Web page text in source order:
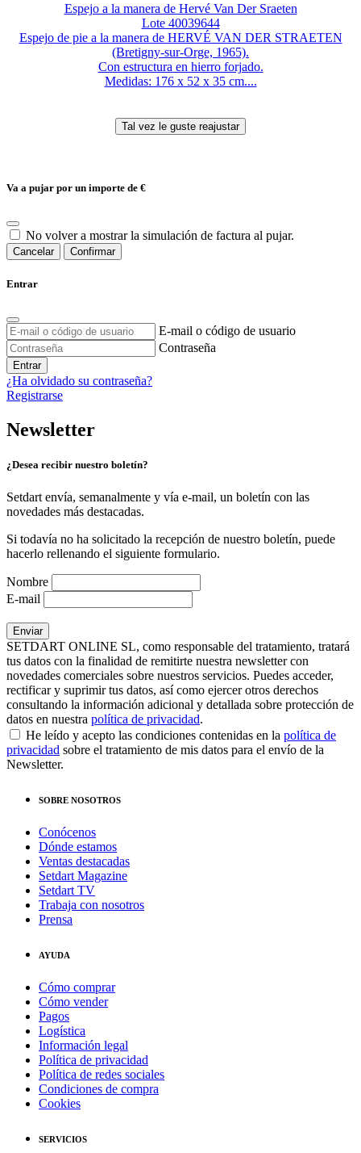
Espejo a la manera de Hervé Van Der Sraeten
Lote 40039644
Espejo de pie a la manera de HERVÉ VAN DER STRAETEN
(Bretigny-sur-Orge, 1965).
Con estructura en hierro forjado.
Medidas: 176 x 52 x 35 cm....
Va a pujar por un importe de €
No volver a mostrar la simulación de factura al pujar.
Cancelar Confirmar
Entrar
E-mail o código de usuario
Contraseña
Entrar
¿Ha olvidado su contraseña?
Registrarse
Newsletter
¿Desea recibir nuestro boletín?
Setdart envía, semanalmente y vía e-mail, un boletín con las
novedades más destacadas.
Si todavía no ha solicitado la recepción de nuestro boletín, puede
hacerlo rellenando el siguiente formulario.
Nombre
E-mail
SETDART ONLINE SL, como responsable del tratamiento, tratará
tus datos con la finalidad de remitirte nuestra newsletter con
novedades comerciales sobre nuestros servicios. Puedes acceder,
rectificar y suprimir tus datos, así como ejercer otros derechos
consultando la información adicional y detallada sobre protección de
datos en nuestra política de privacidad.
He leído y acepto las condiciones contenidas en la política de
privacidad sobre el tratamiento de mis datos para el envío de la
Newsletter.
SOBRE NOSOTROS
Conócenos
Dónde estamos
Ventas destacadas
Setdart Magazine
Setdart TV
Trabaja con nosotros
Prensa
AYUDA
Cómo comprar
Cómo vender
Pagos
Logística
Información legal
Política de privacidad
Política de redes sociales
Condiciones de compra
Cookies
SERVICIOS